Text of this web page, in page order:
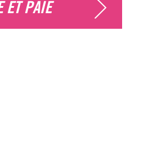
ET PAIE